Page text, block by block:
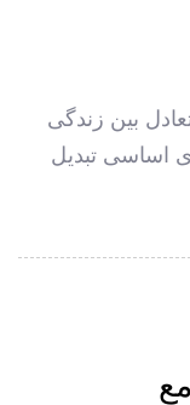
بین زندگی
اساسی تبدیل